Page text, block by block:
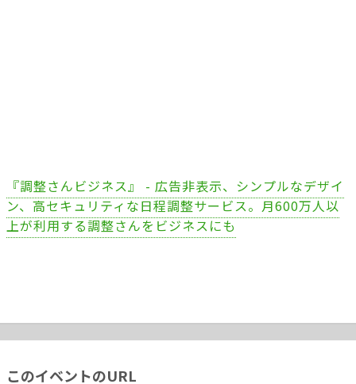
『調整さんビジネス』 - 広告非表示、シンプルなデザイ
ン、高セキュリティな日程調整サービス。月600万人以
上が利用する調整さんをビジネスにも
このイベントのURL